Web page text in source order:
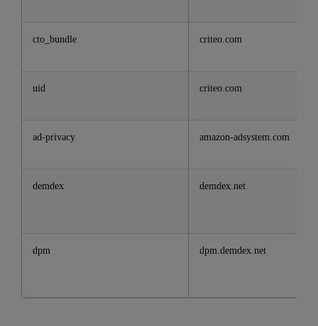
cto_bundle criteo.com
uid criteo.com
ad-privacy amazon-adsystem.com
demdex demdex.net
dpm dpm.demdex.net